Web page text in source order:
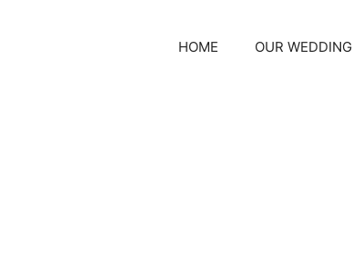
HOME OUR WEDDING